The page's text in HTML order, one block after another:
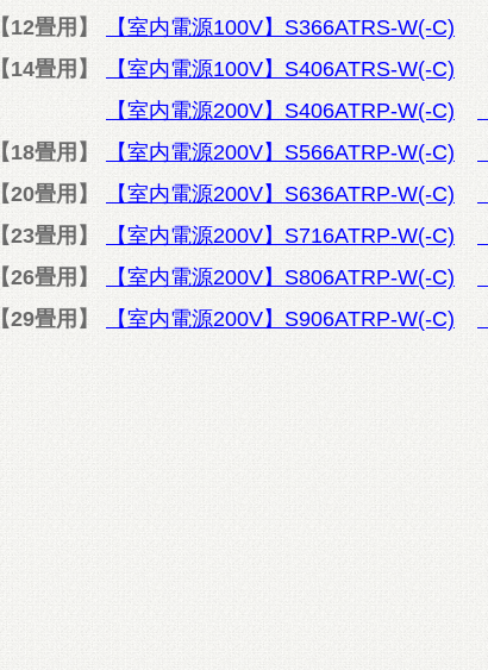
【12畳用】
【室内電源100V】S366ATRS-W(-C)
【14畳用】
【室内電源100V】S406ATRS-W(-C)
【室内電源200V】S406ATRP-W(-C)
【18畳用】
【室内電源200V】S566ATRP-W(-C)
【20畳用】
【室内電源200V】S636ATRP-W(-C)
【23畳用】
【室内電源200V】S716ATRP-W(-C)
【26畳用】
【室内電源200V】S806ATRP-W(-C)
【29畳用】
【室内電源200V】S906ATRP-W(-C)